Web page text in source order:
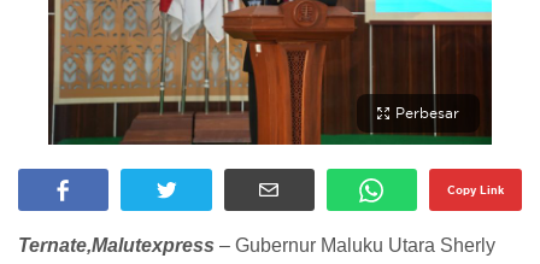
Perbesar
Copy Link
Ternate,Malutexpress – Gubernur Maluku Utara Sherly